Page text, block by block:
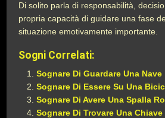
Di solito parla di responsabilità,
propria capacità di guidare una fase
situazione emotivamente importante.
Sogni Correlati:
Sognare Di Guardare Una Nave
Sognare Di Essere Su Una
Sognare Di Avere Una Spalla
Sognare Di Trovare Una